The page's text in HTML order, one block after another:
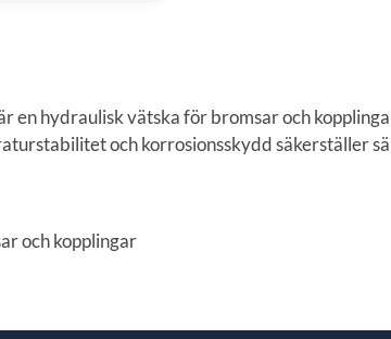
en hydraulisk vätska för bromsar och
och korrosionsskydd säkerställer
och kopplingar